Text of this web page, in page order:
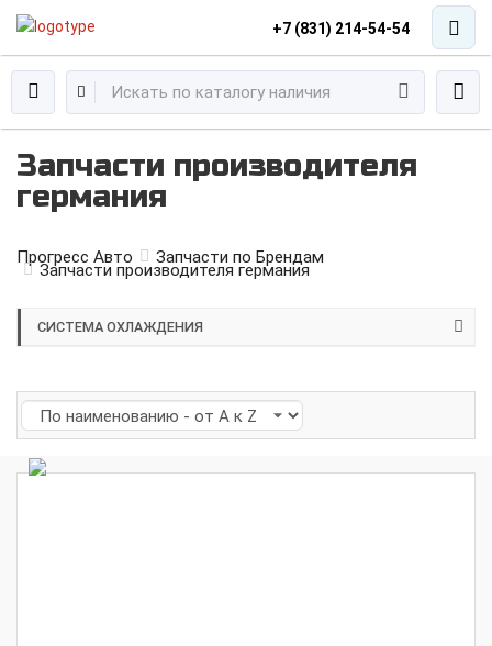
+7 (831) 214-54-54
Запчасти производителя
германия
Прогресс Авто Запчасти по Брендам
Запчасти производителя германия
СИСТЕМА ОХЛАЖДЕНИЯ